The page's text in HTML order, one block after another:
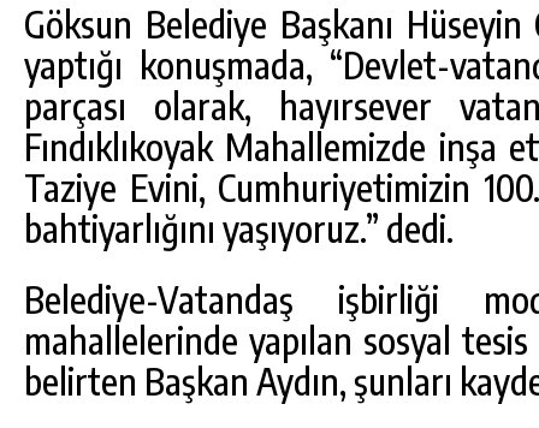
Göksun Belediye Başkanı
yaptığı konuşmada, “Devlet-
parçası olarak, hayırsever
Fındıklıkoyak Mahallemizde inşa
Taziye Evini, Cumhuriyetimizin
bahtiyarlığını yaşıyoruz.” dedi.
Belediye-Vatandaş işbirliği
mahallelerinde yapılan sosyal tesis
belirten Başkan Aydın, şunları